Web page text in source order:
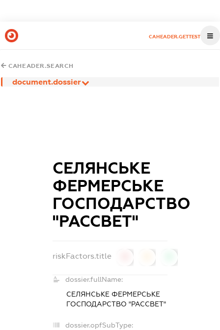
CAHEADER.GETTEST
CAHEADER.SEARCH
document.dossier
СЕЛЯНСЬКЕ
ФЕРМЕРСЬКЕ
ГОСПОДАРСТВО
"РАССВЕТ"
riskFactors.title
dossier.fullName:
СЕЛЯНСЬКЕ ФЕРМЕРСЬКЕ
ГОСПОДАРСТВО "РАССВЕТ"
dossier.opfSubType: